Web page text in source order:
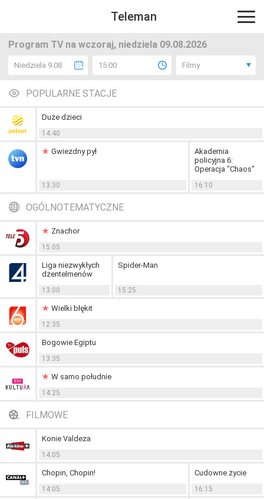
Teleman
Program TV na wczoraj, niedziela 09.08.2026
Niedziela 9.08 15:00 Filmy
POPULARNE STACJE
Duże dzieci
14:40
Gwiezdny pył
13:30
Akademia
policyjna 6:
Operacja "Chaos"
16:10
OGÓLNOTEMATYCZNE
Znachor
15:05
Liga niezwykłych
dżentelmenów
13:00
Spider-Man
15:25
Wielki błękit
12:35
Bogowie Egiptu
13:35
W samo południe
14:25
FILMOWE
Konie Valdeza
14:05
Chopin, Chopin!
14:05
Cudowne życie
16:15